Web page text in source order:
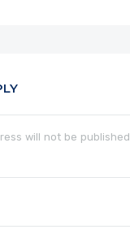
will not be published.